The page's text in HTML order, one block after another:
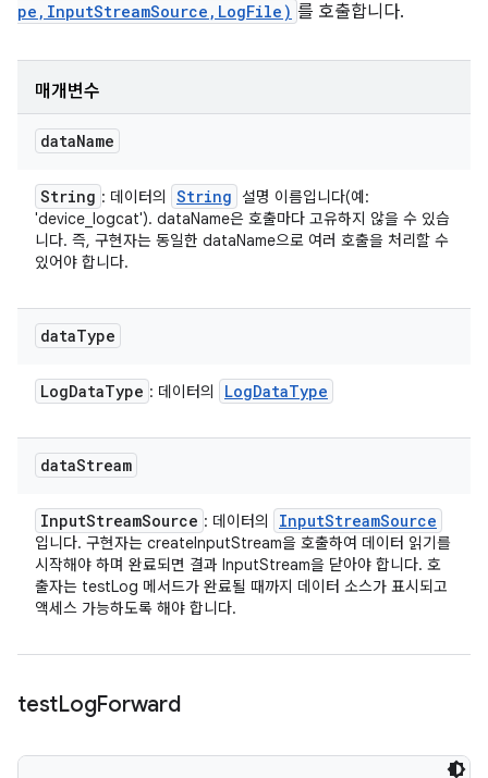
pe,InputStreamSource,LogFile) 를 호출합니다.
매개변수
dataName
String : 데이터의 String
설명 이름입니다(예:
'device_logcat'). dataName은 호출마다 고유하지 않을 수 있습
니다. 즉, 구현자는 동일한 dataName으로 여러 호출을 처리할 수
있어야 합니다.
dataType
LogDataType : 데이터의 LogDataType
dataStream
InputStreamSource : 데이터의 InputStreamSource
입니다. 구현자는 createInputStream을 호출하여 데이터 읽기를
시작해야 하며 완료되면 결과 InputStream을 닫아야 합니다. 호
출자는 testLog 메서드가 완료될 때까지 데이터 소스가 표시되고
액세스 가능하도록 해야 합니다.
testLogForward